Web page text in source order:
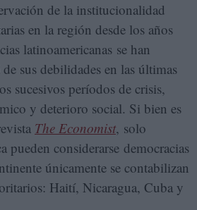
de la institucionalidad
en la región desde los años
latinoamericanas se han
sus debilidades en las últimas
sucesivos períodos de crisis,
y deterioro social. Si bien es
The Economist, solo
pueden considerarse democracias
únicamente se contabilizan
Haití, Nicaragua, Cuba y